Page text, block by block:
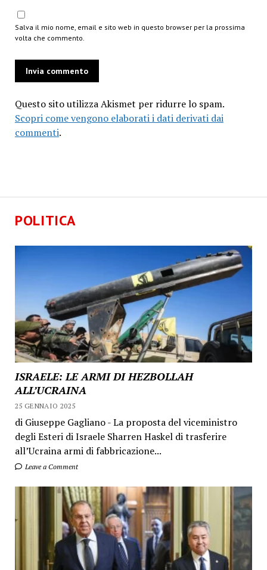
POLITICA
ISRAELE: LE ARMI DI HEZBOLLAH
ALL’UCRAINA
25 GENNAIO 2025
di Giuseppe Gagliano - La proposta del viceministro
degli Esteri di Israele Sharren Haskel di trasferire
all’Ucraina armi di fabbricazione...
Leave a Comment
Salva il mio nome, email e sito web in questo browser per la prossima
volta che commento.
Questo sito utilizza Akismet per ridurre lo spam.
Scopri come vengono elaborati i dati derivati dai
commenti.